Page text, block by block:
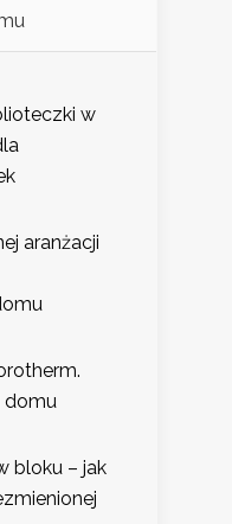
w
aranżacji
domu
bloku – jak